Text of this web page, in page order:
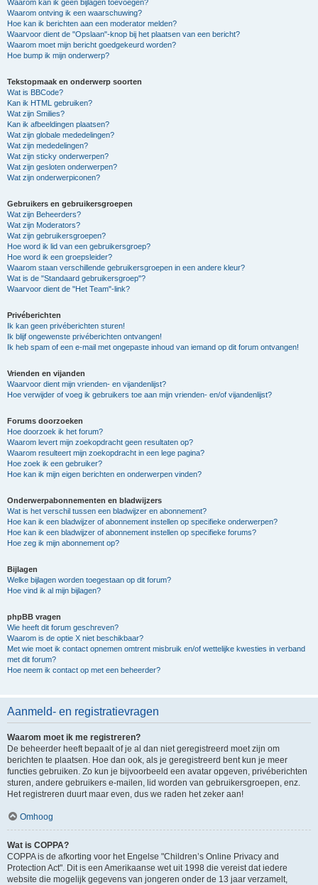
Waarom kan ik geen bijlagen toevoegen?
Waarom ontving ik een waarschuwing?
Hoe kan ik berichten aan een moderator melden?
Waarvoor dient de "Opslaan"-knop bij het plaatsen van een bericht?
Waarom moet mijn bericht goedgekeurd worden?
Hoe bump ik mijn onderwerp?
Tekstopmaak en onderwerp soorten
Wat is BBCode?
Kan ik HTML gebruiken?
Wat zijn Smilies?
Kan ik afbeeldingen plaatsen?
Wat zijn globale mededelingen?
Wat zijn mededelingen?
Wat zijn sticky onderwerpen?
Wat zijn gesloten onderwerpen?
Wat zijn onderwerpiconen?
Gebruikers en gebruikersgroepen
Wat zijn Beheerders?
Wat zijn Moderators?
Wat zijn gebruikersgroepen?
Hoe word ik lid van een gebruikersgroep?
Hoe word ik een groepsleider?
Waarom staan verschillende gebruikersgroepen in een andere kleur?
Wat is de "Standaard gebruikersgroep"?
Waarvoor dient de "Het Team"-link?
Privéberichten
Ik kan geen privéberichten sturen!
Ik blijf ongewenste privéberichten ontvangen!
Ik heb spam of een e-mail met ongepaste inhoud van iemand op dit forum ontvangen!
Vrienden en vijanden
Waarvoor dient mijn vrienden- en vijandenlijst?
Hoe verwijder of voeg ik gebruikers toe aan mijn vrienden- en/of vijandenlijst?
Forums doorzoeken
Hoe doorzoek ik het forum?
Waarom levert mijn zoekopdracht geen resultaten op?
Waarom resulteert mijn zoekopdracht in een lege pagina?
Hoe zoek ik een gebruiker?
Hoe kan ik mijn eigen berichten en onderwerpen vinden?
Onderwerpabonnementen en bladwijzers
Wat is het verschil tussen een bladwijzer en abonnement?
Hoe kan ik een bladwijzer of abonnement instellen op specifieke onderwerpen?
Hoe kan ik een bladwijzer of abonnement instellen op specifieke forums?
Hoe zeg ik mijn abonnement op?
Bijlagen
Welke bijlagen worden toegestaan op dit forum?
Hoe vind ik al mijn bijlagen?
phpBB vragen
Wie heeft dit forum geschreven?
Waarom is de optie X niet beschikbaar?
Met wie moet ik contact opnemen omtrent misbruik en/of wettelijke kwesties in verband
met dit forum?
Hoe neem ik contact op met een beheerder?
Aanmeld- en registratievragen
Waarom moet ik me registreren?
De beheerder heeft bepaalt of je al dan niet geregistreerd moet zijn om
berichten te plaatsen. Hoe dan ook, als je geregistreerd bent kun je meer
functies gebruiken. Zo kun je bijvoorbeeld een avatar opgeven, privéberichten
sturen, andere gebruikers e-mailen, lid worden van gebruikersgroepen, enz.
Het registreren duurt maar even, dus we raden het zeker aan!
Omhoog
Wat is COPPA?
COPPA is de afkorting voor het Engelse "Children’s Online Privacy and
Protection Act". Dit is een Amerikaanse wet uit 1998 die vereist dat iedere
website die mogelijk gegevens van jongeren onder de 13 jaar verzamelt,